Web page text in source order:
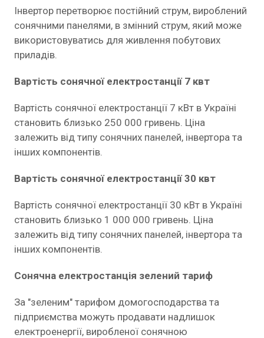
Інвертор перетворює постійний струм, вироблений
сонячними панелями, в змінний струм, який може
використовуватись для живлення побутових
приладів.
Вартість сонячної електростанції 7 квт
Вартість сонячної електростанції 7 кВт в Україні
становить близько 250 000 гривень. Ціна
залежить від типу сонячних панелей, інвертора та
інших компонентів.
Вартість сонячної електростанції 30 квт
Вартість сонячної електростанції 30 кВт в Україні
становить близько 1 000 000 гривень. Ціна
залежить від типу сонячних панелей, інвертора та
інших компонентів.
Сонячна електростанція зелений тариф
За "зеленим" тарифом домогосподарства та
підприємства можуть продавати надлишок
електроенергії, виробленої сонячною